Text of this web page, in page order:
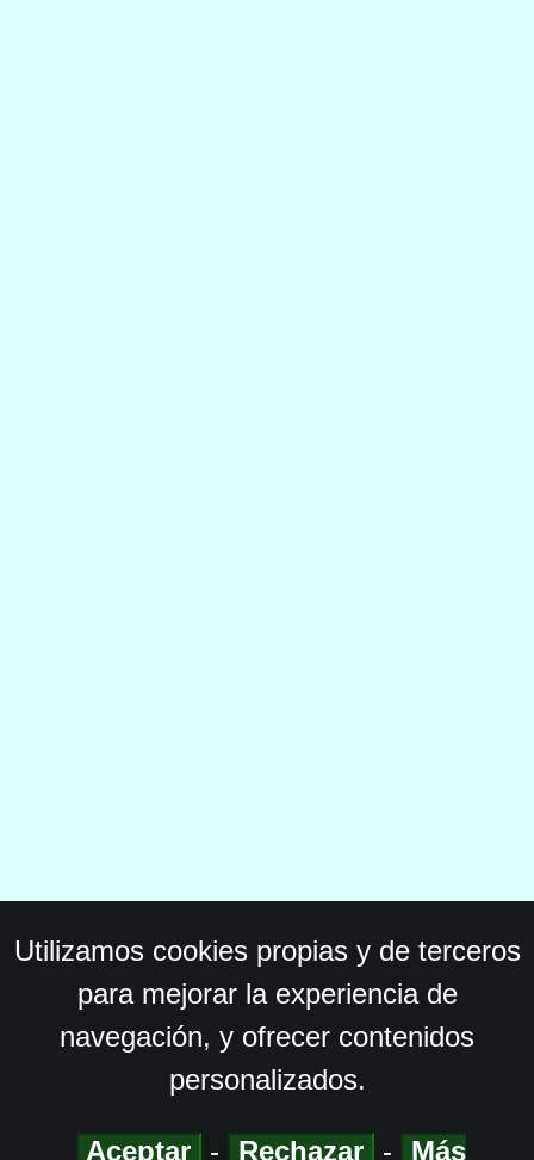
Utilizamos cookies propias y de terceros
para mejorar la experiencia de
navegación, y ofrecer contenidos
personalizados.
Aceptar - Rechazar - Más